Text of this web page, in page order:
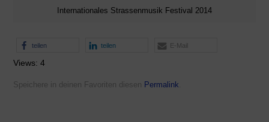
Internationales Strassenmusik Festival 2014
teilen teilen E-Mail
Views: 4
Speichere in deinen Favoriten diesen Permalink